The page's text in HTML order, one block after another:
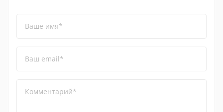
Ваше имя*
Ваш email*
Комментарий*